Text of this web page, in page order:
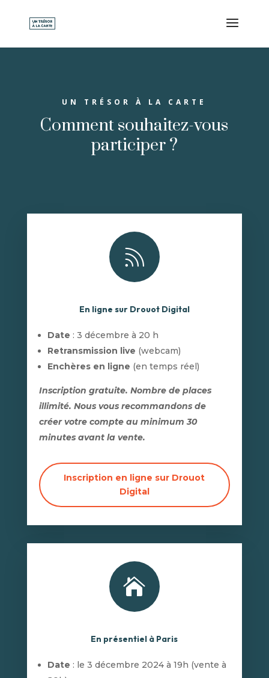
UN TRÉSOR À LA CARTE
Comment souhaitez-vous
participer ?

En ligne sur Drouot Digital
Date : 3 décembre à 20 h
Retransmission live (webcam)
Enchères en ligne (en temps réel)
Inscription gratuite. Nombre de places
illimité. Nous vous recommandons de
créer votre compte au minimum 30
minutes avant la vente.
Inscription en ligne sur Drouot
Digital

En présentiel à Paris
Date : le 3 décembre 2024 à 19h (vente à